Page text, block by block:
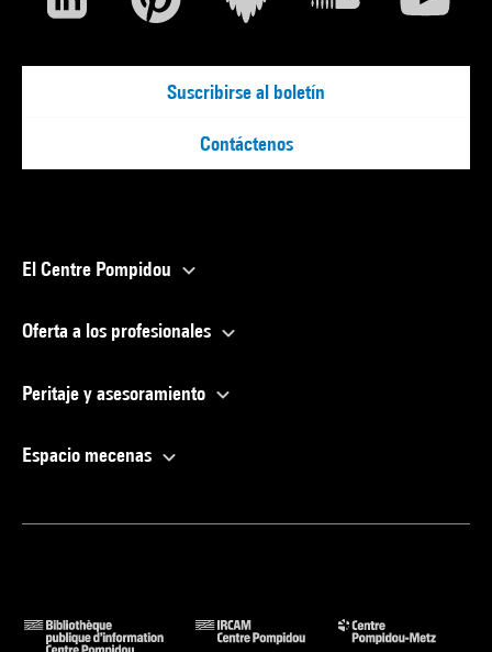
Suscribirse al boletín
Contáctenos
El Centre Pompidou
Oferta a los profesionales
Peritaje y asesoramiento
Espacio mecenas